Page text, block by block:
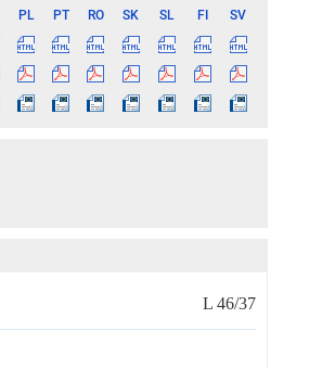
PL PT RO SK SL FI
SV
L 46/37